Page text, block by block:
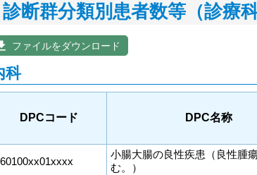
診断群分類別患者数等（診療
ファイルをダウンロード
科
DPCコード DPC名称
小腸大腸の良性疾患（良性腫
む。）